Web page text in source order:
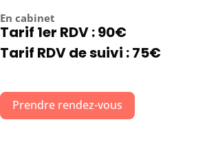
En cabinet
Tarif 1er RDV : 90€
Tarif RDV de suivi : 75€
Prendre rendez-vous